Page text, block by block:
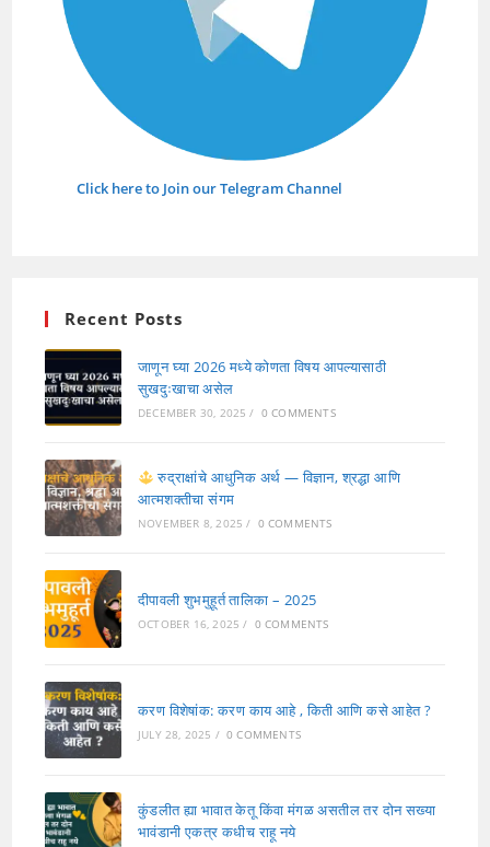
Click here to Join our Telegram Channel
Recent Posts
जाणून घ्या 2026 मध्ये कोणता विषय आपल्यासाठी
सुखदुःखाचा असेल
DECEMBER 30, 2025 / 0 COMMENTS
रुद्राक्षांचे आधुनिक अर्थ — विज्ञान, श्रद्धा आणि
आत्मशक्तीचा संगम
NOVEMBER 8, 2025 / 0 COMMENTS
दीपावली शुभमुहूर्त तालिका – 2025
OCTOBER 16, 2025 / 0 COMMENTS
करण विशेषांक: करण काय आहे , किती आणि कसे आहेत ?
JULY 28, 2025 / 0 COMMENTS
कुंडलीत ह्या भावात केतू किंवा मंगळ असतील तर दोन सख्या
भावंडानी एकत्र कधीच राहू नये